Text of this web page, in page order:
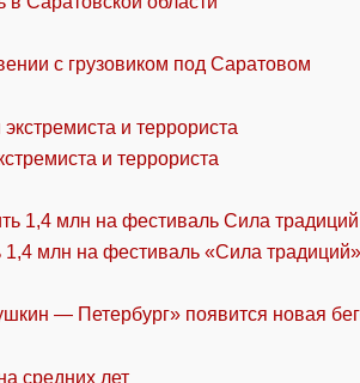
с грузовиком под Саратовом
и террориста
1,4 млн на фестиваль «Сила традиций»
— Петербург» появится новая